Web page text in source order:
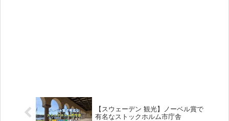
【スウェーデン 観光】ノーベル賞で
有名なストックホルム市庁舎